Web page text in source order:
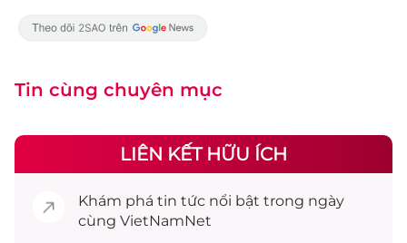
Tin cùng chuyên mục
LIÊN KẾT HỮU ÍCH
Khám phá tin tức nổi bật trong ngày
cùng VietNamNet